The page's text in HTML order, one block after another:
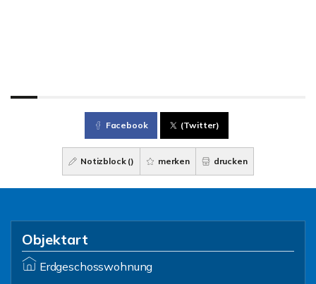
Facebook (Twitter)
Notizblock () merken drucken
Objektart
Erdgeschosswohnung